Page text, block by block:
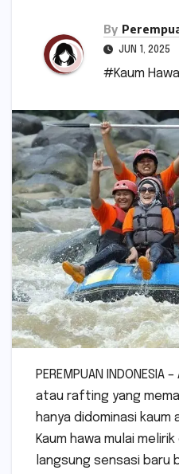
By
JUN 1, 2025
#Kaum Hawa
PEREMPUAN
atau rafting yang
hanya didominasi kaum
Kaum hawa mulai
langsung sensasi baru